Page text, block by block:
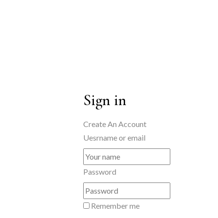
Sign in
Create An Account
Uesrname or email
Password
Remember me